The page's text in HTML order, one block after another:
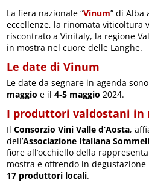
La fiera nazionale “Vinum” di Alba
eccellenze, la rinomata viticoltura
riscontrato a Vinitaly, la regione
in mostra nel cuore delle Langhe.
Le date di Vinum
Le date da segnare in agenda
maggio e il4-5 maggio 2024.
I produttori valdostani in
IlConsorzio Vini Valle d’Aosta,
dell’Associazione Italiana
fiore all’occhiello della
mostra e offrendo in
17 produttori locali.